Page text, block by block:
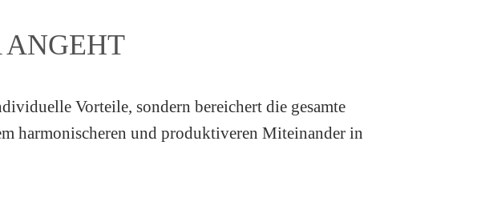
Vorteile, sondern bereichert die gesamte
harmonischeren und produktiveren Miteinander in